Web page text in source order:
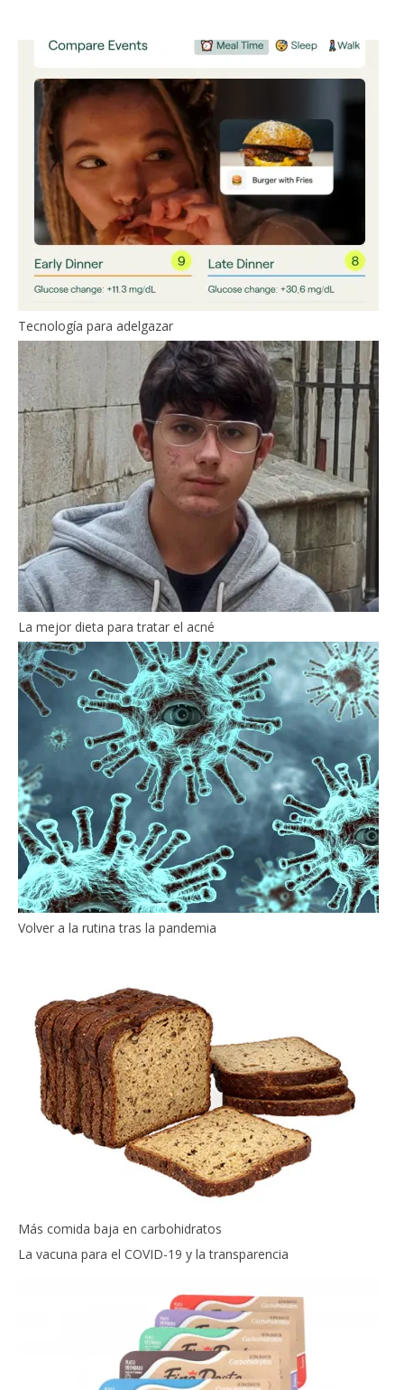
Tecnología para adelgazar
La mejor dieta para tratar el acné
Volver a la rutina tras la pandemia
Más comida baja en carbohidratos
La vacuna para el COVID-19 y la transparencia